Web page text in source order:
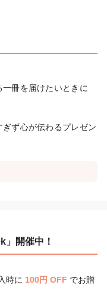
冊を届けたいときに
ず心が伝わるプレゼン
開催中！
時に 100円 OFF でお贈